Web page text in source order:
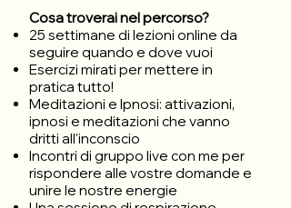
Cosa troverai nel percorso?
25 settimane di lezioni online da
seguire quando e dove vuoi
Esercizi mirati per mettere in
pratica tutto!
Meditazioni e Ipnosi: attivazioni,
ipnosi e meditazioni che vanno
dritti all'inconscio
Incontri di gruppo live con me per
rispondere alle vostre domande e
unire le nostre energie